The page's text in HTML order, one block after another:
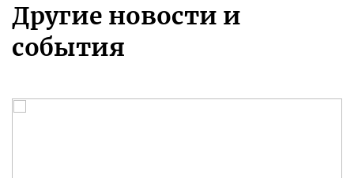
Другие новости и
события